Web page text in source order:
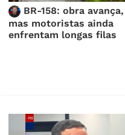
BR-158: obra avança,
mas motoristas ainda
enfrentam longas filas